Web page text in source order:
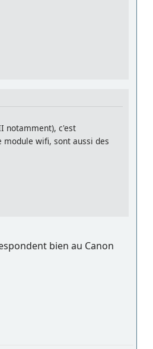
notamment), c'est
module wifi, sont aussi des
bien au Canon